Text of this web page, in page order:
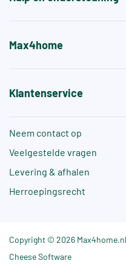
Max4home
Klantenservice
Neem contact op
Veelgestelde vragen
Levering & afhalen
Herroepingsrecht
Copyright © 2026
Cheese Software